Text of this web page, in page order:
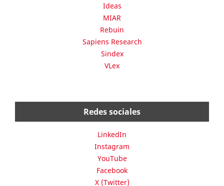
Ideas
MIAR
Rebuin
Sapiens Research
Sindex
VLex
Redes sociales
LinkedIn
Instagram
YouTube
Facebook
X (Twitter)